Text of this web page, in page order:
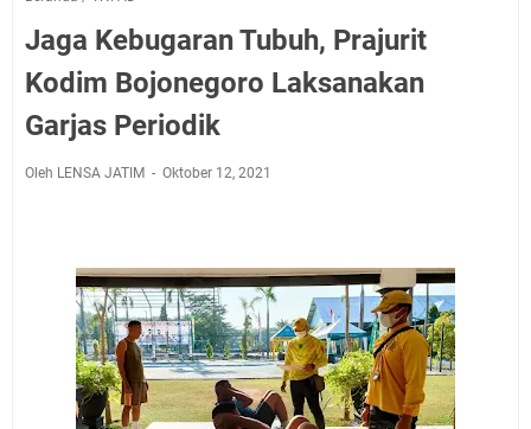
Jaga Kebugaran Tubuh, Prajurit
Kodim Bojonegoro Laksanakan
Garjas Periodik
Oleh LENSA JATIM Oktober 12, 2021